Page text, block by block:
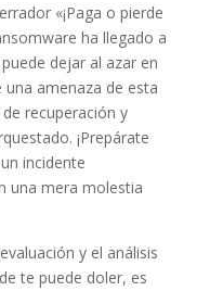
«¡Paga o pierde
ha llegado a
dejar al azar en
amenaza de esta
recuperación y
¡Prepárate
incidente
una mera molestia
y el análisis
te puede doler, es